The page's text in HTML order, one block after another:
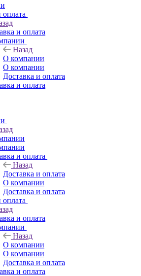
оплата
и оплата
Назад
О компании
О компании
Доставка и оплата
и оплата
и оплата
Назад
Доставка и оплата
О компании
Доставка и оплата
оплата
и оплата
Назад
О компании
О компании
Доставка и оплата
и оплата